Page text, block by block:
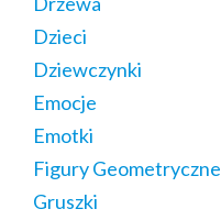
Dzieci
Dziewczynki
Emocje
Emotki
Figury Geometryczne
Gruszki